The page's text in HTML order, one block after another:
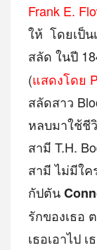
Frank E.
ให้ โดยเป็น
สลัด ในปี
(แสดงโดย
สลัดสาว
หลบมาใช้ชี
สามี T.H.
สามี ไม่มีใค
กัปตัน
รักของเธอ
เธอเอาไป